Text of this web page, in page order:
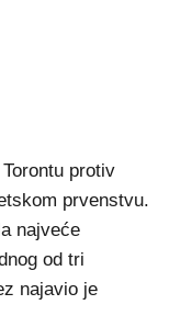
protiv
prvenstvu.
najveće
od tri
najavio je